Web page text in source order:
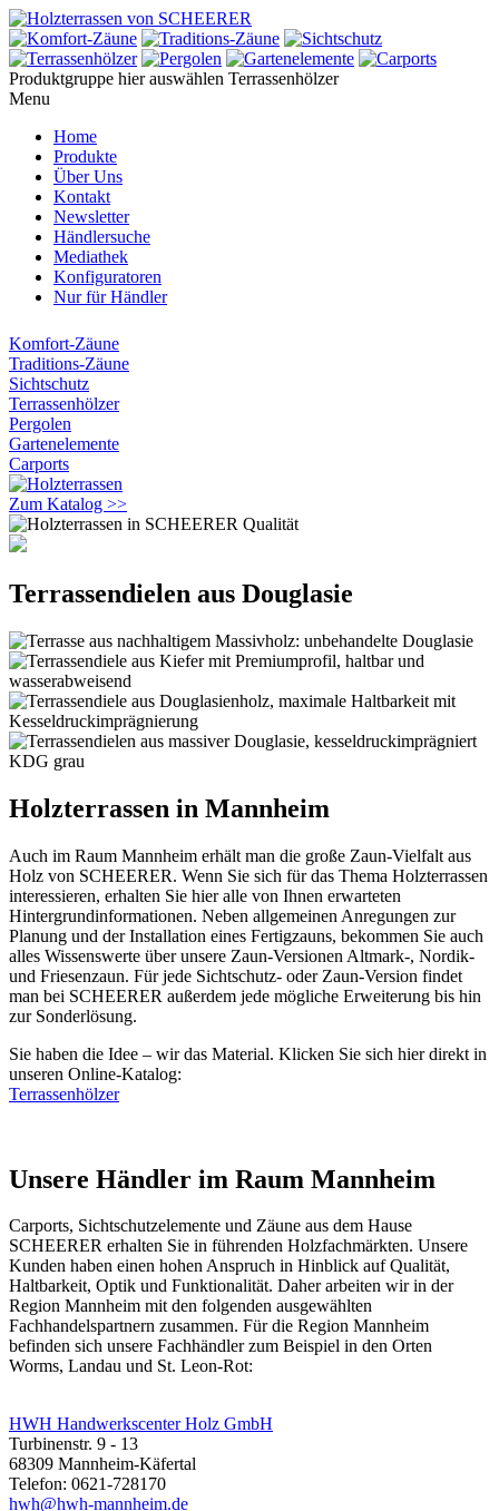
Produktgruppe hier auswählen Terrassenhölzer
Menu
Home
Produkte
Über Uns
Kontakt
Newsletter
Händlersuche
Mediathek
Konfiguratoren
Nur für Händler
Komfort-Zäune
Traditions-Zäune
Sichtschutz
Terrassenhölzer
Pergolen
Gartenelemente
Carports
Zum Katalog >>
Terrassendielen aus Douglasie
Holzterrassen in Mannheim
Auch im Raum Mannheim erhält man die große Zaun-Vielfalt aus
Holz von SCHEERER. Wenn Sie sich für das Thema Holzterrassen
interessieren, erhalten Sie hier alle von Ihnen erwarteten
Hintergrundinformationen. Neben allgemeinen Anregungen zur
Planung und der Installation eines Fertigzauns, bekommen Sie auch
alles Wissenswerte über unsere Zaun-Versionen Altmark-, Nordik-
und Friesenzaun. Für jede Sichtschutz- oder Zaun-Version findet
man bei SCHEERER außerdem jede mögliche Erweiterung bis hin
zur Sonderlösung.
Sie haben die Idee – wir das Material. Klicken Sie sich hier direkt in
unseren Online-Katalog:
Terrassenhölzer
Unsere Händler im Raum Mannheim
Carports, Sichtschutzelemente und Zäune aus dem Hause
SCHEERER erhalten Sie in führenden Holzfachmärkten. Unsere
Kunden haben einen hohen Anspruch in Hinblick auf Qualität,
Haltbarkeit, Optik und Funktionalität. Daher arbeiten wir in der
Region Mannheim mit den folgenden ausgewählten
Fachhandelspartnern zusammen. Für die Region Mannheim
befinden sich unsere Fachhändler zum Beispiel in den Orten
Worms, Landau und St. Leon-Rot:
HWH Handwerkscenter Holz GmbH
Turbinenstr. 9 - 13
68309 Mannheim-Käfertal
Telefon: 0621-728170
hwh@hwh-mannheim.de